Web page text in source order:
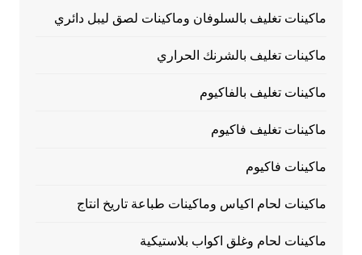
ماكينات تغليف بالسلوفان وماكينات لصق ليبل دائري
ماكينات تغليف بالشرنك الحراري
ماكينات تغليف بالفاكيوم
ماكينات تغليف فاكيوم
ماكينات فاكيوم
ماكينات لحام اكياس وماكينات طباعة تاريخ انتاج
ماكينات لحام وغلق اكواب بلاستيكية